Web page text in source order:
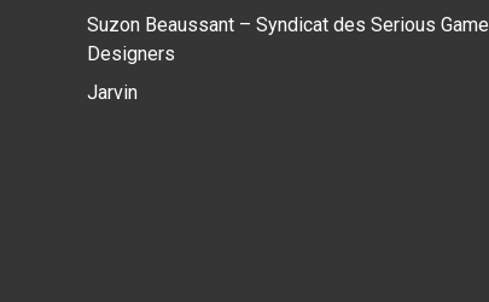
Suzon Beaussant – Syndicat des Serious Game
Designers
Jarvin